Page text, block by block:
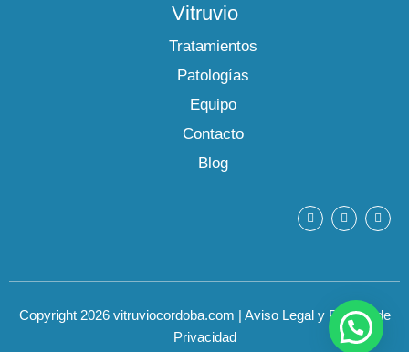
Vitruvio
Tratamientos
Patologías
Equipo
Contacto
Blog
F
a
c
o
Y
o
u
e
I
n
s
r
m
Copyright 2026 vitruviocordoba.com | Aviso Legal y Política de
Privacidad